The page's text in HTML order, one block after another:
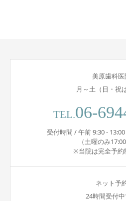
美原歯科
月～土（日・祝
TEL.06-
受付時間 / 午前 9:30 -
（土曜のみ
※当院は完全予約
ネット予
24時間受付